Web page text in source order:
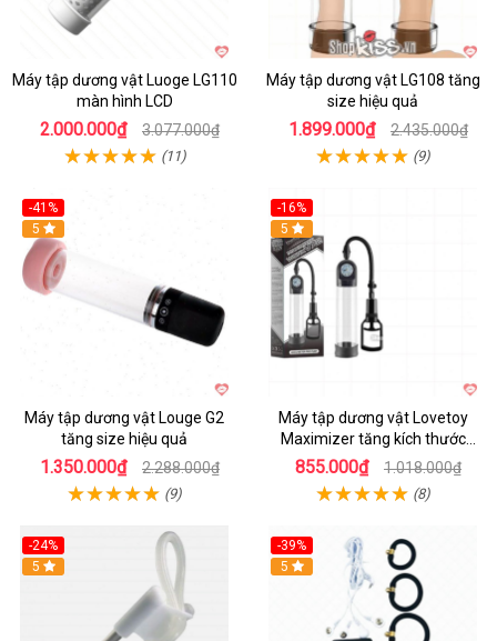
Máy tập dương vật Luoge LG110
màn hình LCD
2.000.000₫ 3.077.000₫
(11)
Máy tập dương vật LG108 tăng
size hiệu quả
1.899.000₫ 2.435.000₫
(9)
-41%
Hot
5
Máy tập dương vật Louge G2
tăng size hiệu quả
1.350.000₫ 2.288.000₫
(9)
-16%
Hot
5
Máy tập dương vật Lovetoy
Maximizer tăng kích thước
nhanh
855.000₫ 1.018.000₫
(8)
-24%
Hot
5
-39%
Hot
5